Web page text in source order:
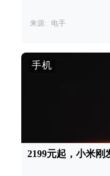
来源: 电手
手机
2199元起，小米刚